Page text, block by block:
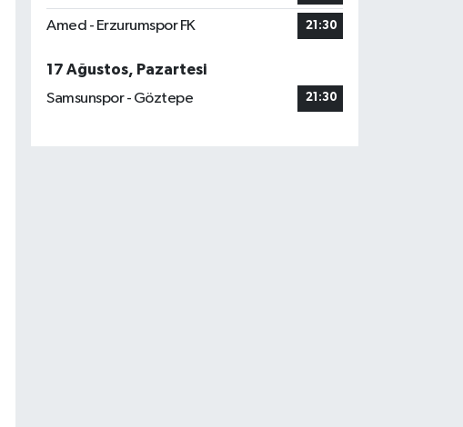
Amed - Erzurumspor FK 21:30
17 Ağustos, Pazartesi
Samsunspor - Göztepe
21:30